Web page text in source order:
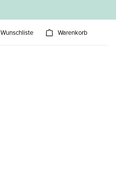
Wunschliste Warenkorb